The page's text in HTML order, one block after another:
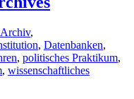
Archiv,
, Datenbanken,
, politisches Praktikum,
, wissenschaftliches